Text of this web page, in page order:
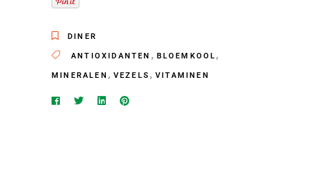
DINER
ANTIOXIDANTEN , BLOEMKOOL ,
MINERALEN , VEZELS ,VITAMINEN